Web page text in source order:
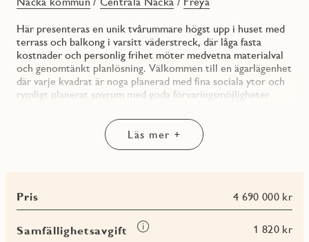
Här presenteras en unik tvårummare högst upp i huset med
terrass och balkong i varsitt väderstreck, där låga fasta
kostnader och personlig frihet möter medvetna materialval
och genomtänkt planlösning. Välkommen till en ägarlägenhet
där varje kvadrat är noga planerad med fina sociala ytor och
rymligt planerat sovrum med goda förvaringsmöjligheter
fönster i två väderstreck och balkong mot gården samt
terrass med kvällssol skapar ett härligt flöde genom
bostaden. Den inleds med en inbjudande hall och följs av
Färgsättningen är genomgående ljus och smakfull där
samtliga väggar är målade i en klassisk vit kulör och
kompletteras fint av en mattlackad ekparkett.
Köksinredningen går i vitt med en grå bänkskiva som snyggt
Läs mer +
Pris 4 690 000 kr
Samfällighetsavgift
Läs
1 820 kr